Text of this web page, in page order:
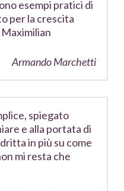
esempi pratici di
per la crescita
Armando Marchetti
spiegato
e alla portata di
in più su come
mi resta che